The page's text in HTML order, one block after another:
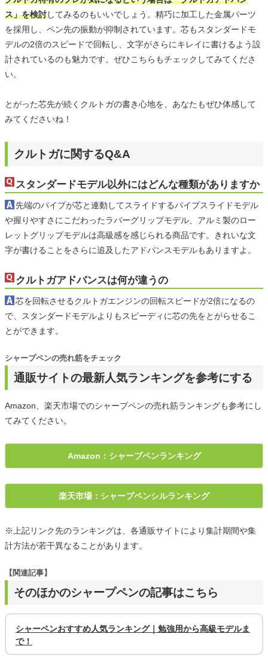
ス」を検討してみるのもいいでしょう。精巧に加工した金属パーツ
を採用し、ペン先の振動が抑制されています。芯もスタンダードモ
デルの2倍のスピードで回転し、文字がさらにキレイに書けるよう設
計されているのも魅力です。ぜひこちらもチェックしてみてくださ
い。
とがった芯先が続くクルトガの書き心地を、あなたもぜひ体感して
みてくださいね！
クルトガに関するQ&A
スタンダードモデル以外にはどんな種類がありますか
先端のパイプが芯と連動してスライドするパイプスライドモデル
や握りやすさにこだわったラバーグリップモデル、アルミ製のロー
レットグリップモデルは高級感を感じられる商品です。きれいな文
字が書けることをさらに追及したアドバンスモデルもありますよ。
クルトガアドバンスは何が違うの
芯を回転させるクルトガエンジンの回転スピードが2倍になるの
で、スタンダードモデルよりもスピーディに芯の先をとがらせるこ
とができます。
通販サイトの最新人気ランキングを参考にする
シャープペンの売れ筋をチェック
Amazon、楽天市場でのシャープペンの売れ筋ランキングも参考にし
てみてください。
Amazon：シャープペンランキング
楽天市場：シャープペンシルランキング
※上記リンク先のランキングは、各通販サイトにより集計期間や集
計方法が若干異なることがあります。
そのほかのシャープペンの記事はこちら
【関連記事】
シャーペンおすすめ人気ランキング｜勉強用から高級モデルま
で！